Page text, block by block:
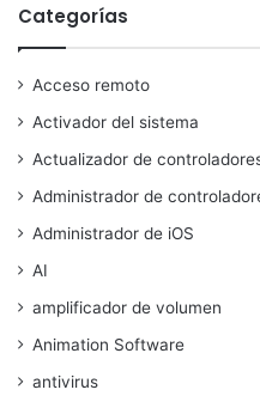
Categorías
Acceso remoto
Activador del sistema
Actualizador de
Administrador de
Administrador de iOS
AI
amplificador de volumen
Animation Software
antivirus